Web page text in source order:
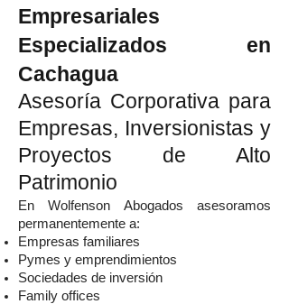
Empresariales
Especializados en
Cachagua
Asesoría Corporativa para
Empresas, Inversionistas y
Proyectos de Alto
Patrimonio
En Wolfenson Abogados asesoramos
permanentemente a:
Empresas familiares
Pymes y emprendimientos
Sociedades de inversión
Family offices